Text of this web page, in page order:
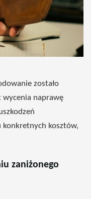
zostało
wycenia naprawę
kosztów,
zaniżonego